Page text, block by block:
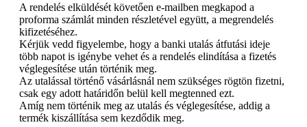
A rendelés elküldését követően e-mailben megkapod a
proforma számlát minden részletével együtt, a megrendelés
kifizetéséhez.
Kérjük vedd figyelembe, hogy a banki utalás átfutási ideje
több napot is igénybe vehet és a rendelés elindítása a fizetés
véglegesítése után történik meg.
Az utalással történő vásárlásnál nem szükséges rögtön fizetni,
csak egy adott határidőn belül kell megtenned ezt.
Amíg nem történik meg az utalás és véglegesítése, addig a
termék kiszállítása sem kezdődik meg.